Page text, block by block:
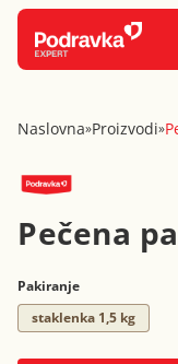
Naslovna»Proizvodi»
Pečena
Pakiranje
staklenka 1,5 kg